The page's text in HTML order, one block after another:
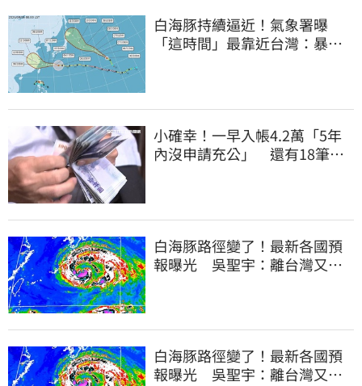
白海豚持續逼近！氣象署曝
「這時間」最靠近台灣：暴風
小確幸！一早入帳4.2萬「5年
內沒申請充公」 還有18筆錢
白海豚路徑變了！最新各國預
報曝光 吳聖宇：離台灣又更
白海豚路徑變了！最新各國預
報曝光 吳聖宇：離台灣又更